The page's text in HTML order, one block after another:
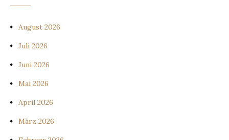
August 2026
Juli 2026
Juni 2026
Mai 2026
April 2026
März 2026